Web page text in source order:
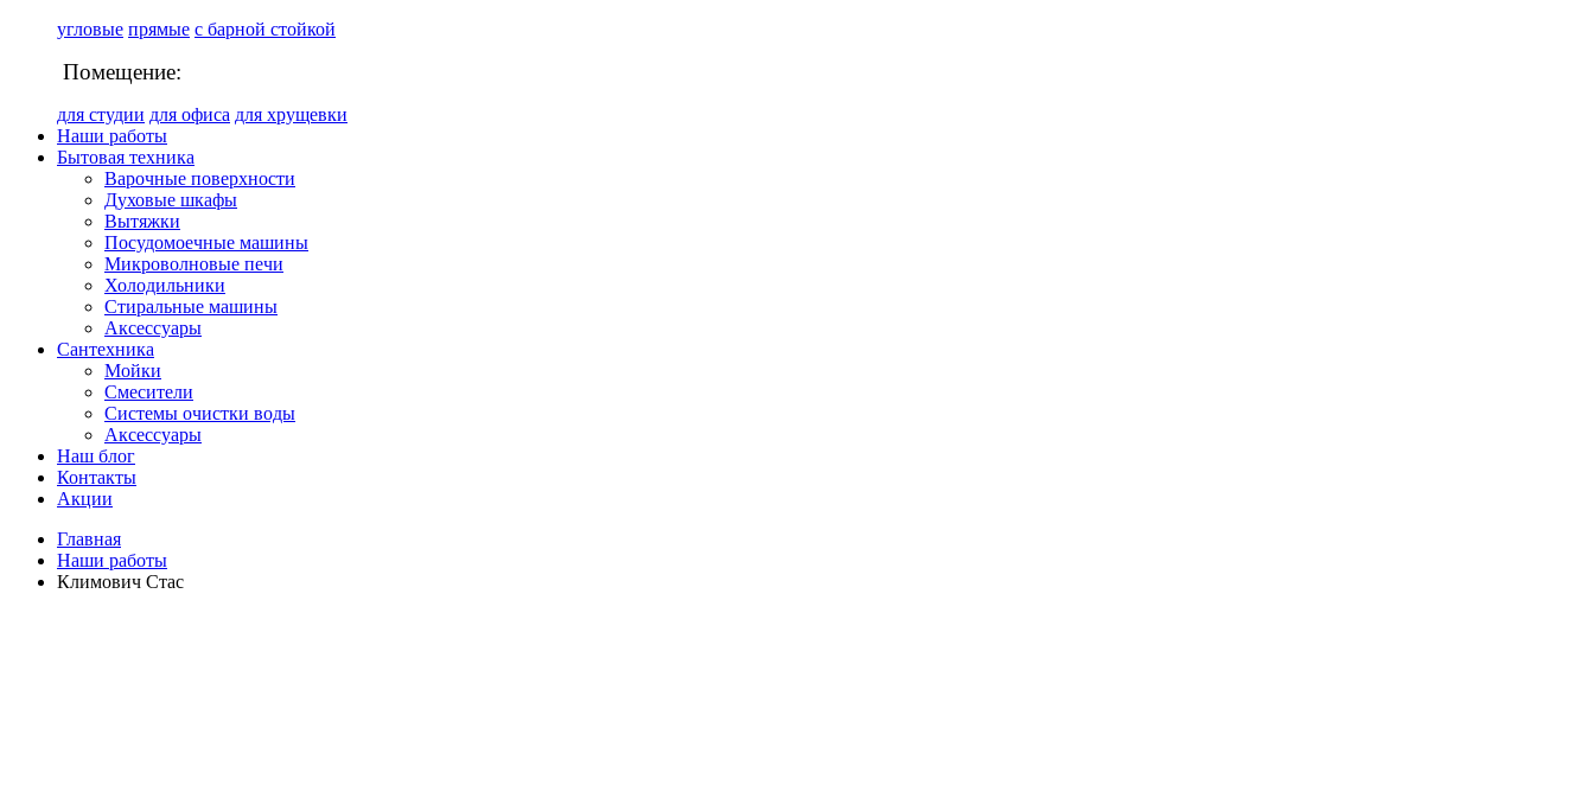
угловые прямые с барной стойкой
Помещение:
для студии для офиса для хрущевки
Наши работы
Бытовая техника
Варочные поверхности
Духовые шкафы
Вытяжки
Посудомоечные машины
Микроволновые печи
Холодильники
Стиральные машины
Аксессуары
Сантехника
Мойки
Смесители
Системы очистки воды
Аксессуары
Наш блог
Контакты
Акции
Главная
Наши работы
Климович Стас